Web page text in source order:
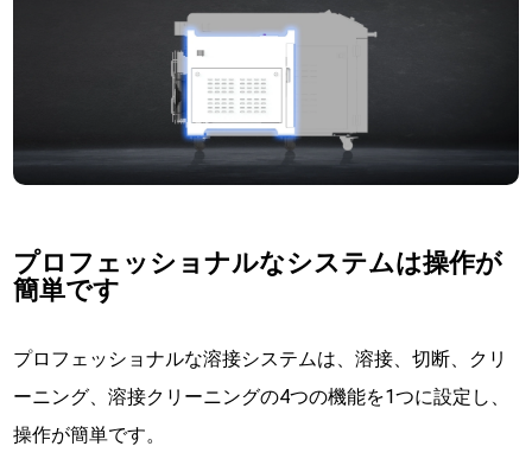
プロフェッショナルなシステムは操作が
簡単です
プロフェッショナルな溶接システムは、溶接、切断、クリ
ーニング、溶接クリーニングの4つの機能を1つに設定し、
操作が簡単です。